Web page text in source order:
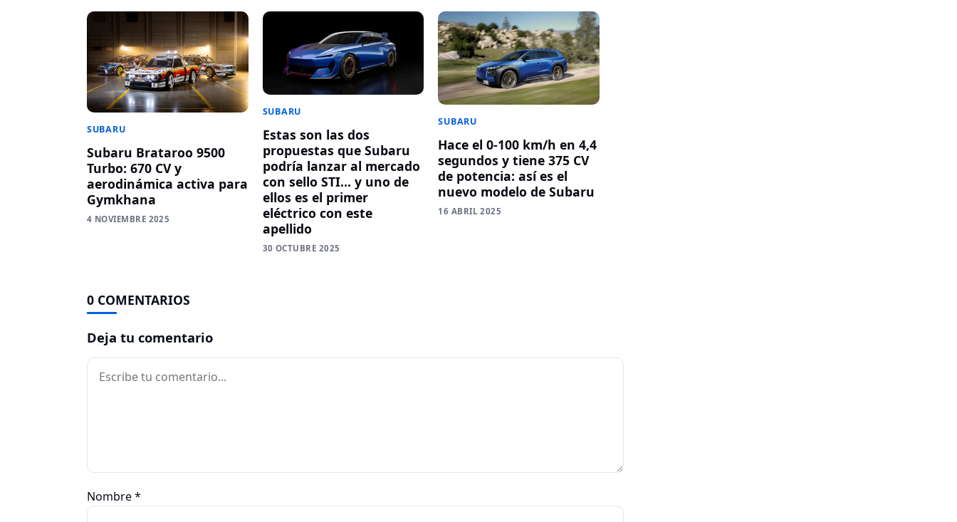
SUBARU
Subaru Brataroo 9500
Turbo: 670 CV y
aerodinámica activa para
Gymkhana
4 NOVIEMBRE 2025
SUBARU
Estas son las dos
propuestas que Subaru
podría lanzar al mercado
con sello STI… y uno de
ellos es el primer
eléctrico con este
apellido
30 OCTUBRE 2025
SUBARU
Hace el 0-100 km/h en 4,4
segundos y tiene 375 CV
de potencia: así es el
nuevo modelo de Subaru
16 ABRIL 2025
0 COMENTARIOS
Deja tu comentario
Comentario
Nombre*